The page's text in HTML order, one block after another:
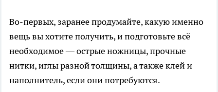
Во-первых, заранее продумайте, какую именно
вещь вы хотите получить, и подготовьте всё
необходимое — острые ножницы, прочные
нитки, иглы разной толщины, а также клей и
наполнитель, если они потребуются.